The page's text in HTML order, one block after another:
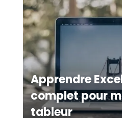
Apprendre
complet pour
tableur